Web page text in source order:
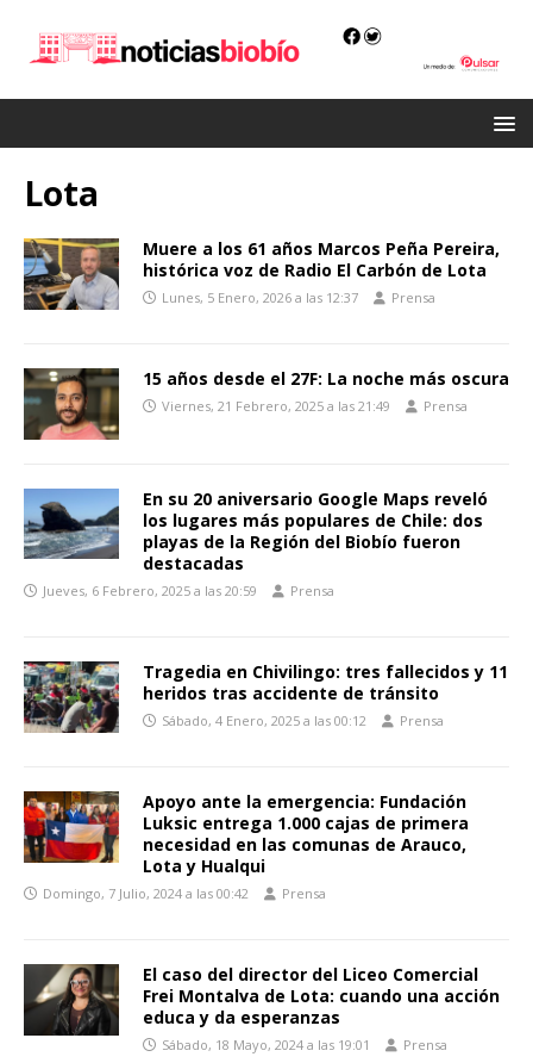
Lota
Muere a los 61 años Marcos Peña Pereira,
histórica voz de Radio El Carbón de Lota
Lunes, 5 Enero, 2026 a las 12:37 Prensa
15 años desde el 27F: La noche más oscura
Viernes, 21 Febrero, 2025 a las 21:49 Prensa
En su 20 aniversario Google Maps reveló
los lugares más populares de Chile: dos
playas de la Región del Biobío fueron
destacadas
Jueves, 6 Febrero, 2025 a las 20:59 Prensa
Tragedia en Chivilingo: tres fallecidos y 11
heridos tras accidente de tránsito
Sábado, 4 Enero, 2025 a las 00:12 Prensa
Apoyo ante la emergencia: Fundación
Luksic entrega 1.000 cajas de primera
necesidad en las comunas de Arauco,
Lota y Hualqui
Domingo, 7 Julio, 2024 a las 00:42 Prensa
El caso del director del Liceo Comercial
Frei Montalva de Lota: cuando una acción
educa y da esperanzas
Sábado, 18 Mayo, 2024 a las 19:01 Prensa